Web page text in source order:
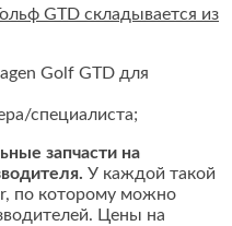
GTD складывается из
Golf GTD для
специалиста;
запчасти на
У каждой такой
по которому можно
Цены на